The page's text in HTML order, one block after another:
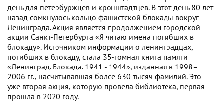
день для петербуржцев и кронштадтцев. В этот день 80 лет
назад сомкнулось кольцо фашистской блокады вокруг
Ленинграда. Акция является продолжением городской
акции Санкт-Петербурга «Я читаю имена погибших в
блокаду». Источником информации о ленинградцах,
погибших в блокаду, стала 35-томная книга памяти
«Ленинград. Блокада. 1941 - 1944», изданная в 1998–
2006 гг., насчитывавшая более 630 тысяч фамилий. Это
уже вторая акция, которую провела библиотека, первая
прошла в 2020 году.